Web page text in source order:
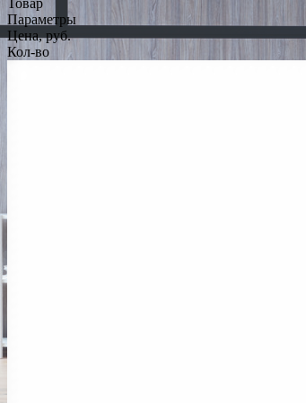
Параметры
Цена, руб.
Кол-во